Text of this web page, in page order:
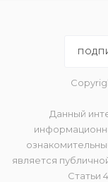
Данный
является
Статьи